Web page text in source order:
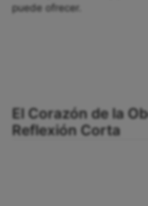
puede ofrecer.
El Corazón de la
Reflexión Corta